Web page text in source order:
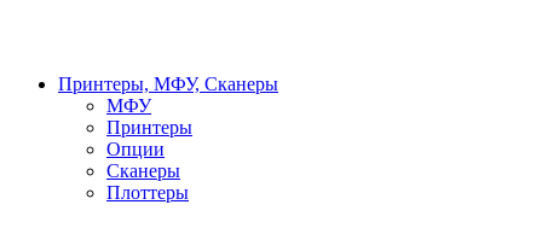
Принтеры, МФУ, Сканеры
МФУ
Принтеры
Опции
Сканеры
Плоттеры